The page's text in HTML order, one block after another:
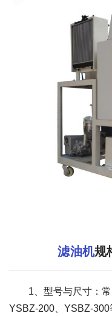
滤油机规
1、型号与尺寸：常
YSBZ-200、YSBZ-